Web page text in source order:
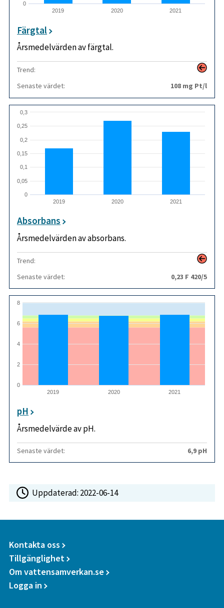
2019 2020 2021
0
Färgtal
Årsmedelvärden av färgtal.
Trend:
Senaste värdet:
108 mg Pt/l
2019 2020 2021
0
0,05
0,1
0,15
0,2
0,25
0,3
Absorbans
Årsmedelvärden av absorbans.
Trend:
Senaste värdet:
0,23 F 420/5
2019 2020 2021
0
2
4
6
8
pH
Årsmedelvärde av pH.
Senaste värdet: 6,9 pH
Uppdaterad: 2022-06-14
Kontakta oss
Tillgänglighet
Om vattensamverkan.se
Logga in